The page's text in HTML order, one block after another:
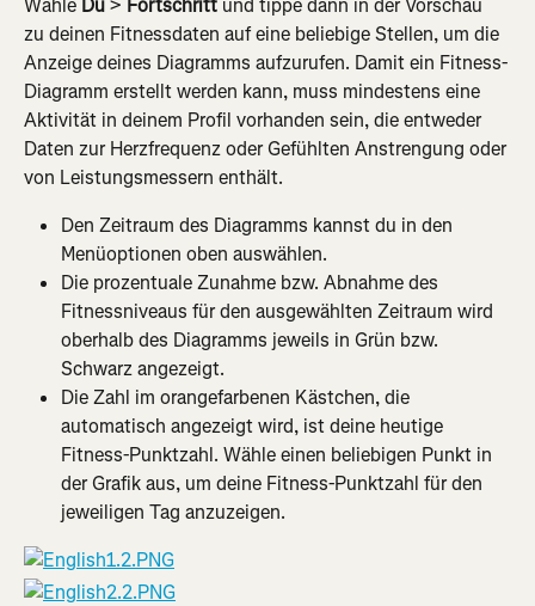
Wähle Du > Fortschritt und tippe dann in der Vorschau
zu deinen Fitnessdaten auf eine beliebige Stellen, um die
Anzeige deines Diagramms aufzurufen. Damit ein Fitness-
Diagramm erstellt werden kann, muss mindestens eine
Aktivität in deinem Profil vorhanden sein, die entweder
Daten zur Herzfrequenz oder Gefühlten Anstrengung oder
von Leistungsmessern enthält.
Den Zeitraum des Diagramms kannst du in den
Menüoptionen oben auswählen.
Die prozentuale Zunahme bzw. Abnahme des
Fitnessniveaus für den ausgewählten Zeitraum wird
oberhalb des Diagramms jeweils in Grün bzw.
Schwarz angezeigt.
Die Zahl im orangefarbenen Kästchen, die
automatisch angezeigt wird, ist deine heutige
Fitness-Punktzahl. Wähle einen beliebigen Punkt in
der Grafik aus, um deine Fitness-Punktzahl für den
jeweiligen Tag anzuzeigen.